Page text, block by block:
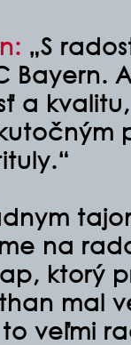
„S
Bayern.
a
na
ktorý
mal
to veľmi